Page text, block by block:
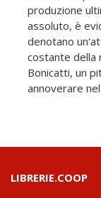
produzione
assoluto, è
denotano
costante della
Bonicatti, un
annoverare
LIBRERIE.COOP